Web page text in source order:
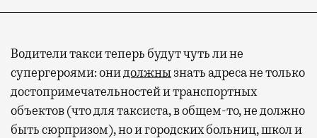
Водители такси теперь будут чуть ли не
супергероями: онидолжнызнать адреса не только
достопримечательностей и транспортных
объектов (что для таксиста, в общем-то, не должно
быть сюрпризом), но и городских больниц, школ и